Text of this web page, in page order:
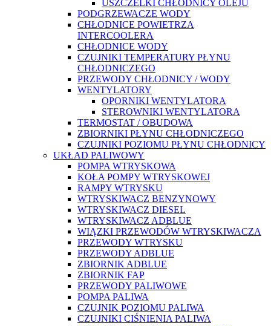
USZCZELKI CHŁODNICY OLEJU
PODGRZEWACZE WODY
CHŁODNICE POWIETRZA
INTERCOOLERA
CHŁODNICE WODY
CZUJNIKI TEMPERATURY PŁYNU
CHŁODNICZEGO
PRZEWODY CHŁODNICY / WODY
WENTYLATORY
OPORNIKI WENTYLATORA
STEROWNIKI WENTYLATORA
TERMOSTAT / OBUDOWA
ZBIORNIKI PŁYNU CHŁODNICZEGO
CZUJNIKI POZIOMU PŁYNU CHŁODNICY
UKŁAD PALIWOWY
POMPA WTRYSKOWA
KOŁA POMPY WTRYSKOWEJ
RAMPY WTRYSKU
WTRYSKIWACZ BENZYNOWY
WTRYSKIWACZ DIESEL
WTRYSKIWACZ ADBLUE
WIĄZKI PRZEWODÓW WTRYSKIWACZA
PRZEWODY WTRYSKU
PRZEWODY ADBLUE
ZBIORNIK ADBLUE
ZBIORNIK FAP
PRZEWODY PALIWOWE
POMPA PALIWA
CZUJNIK POZIOMU PALIWA
CZUJNIKI CIŚNIENIA PALIWA